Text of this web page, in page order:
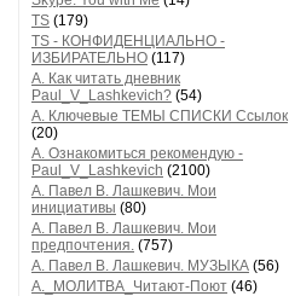
TS (179)
TS - КОНФИДЕНЦИАЛЬНО -
ИЗБИРАТЕЛЬНО (117)
А. Как читать дневник
Paul_V_Lashkevich? (54)
А. Ключевые ТЕМЫ СПИСКИ Ссылок
(20)
А. Ознакомиться рекомендую -
Paul_V_Lashkevich (2100)
А. Павел В. Лашкевич. Мои
инициативы (80)
А. Павел В. Лашкевич. Мои
предпочтения. (757)
А. Павел В. Лашкевич. МУЗЫКА (56)
А._МОЛИТВА_Читают-Поют (46)